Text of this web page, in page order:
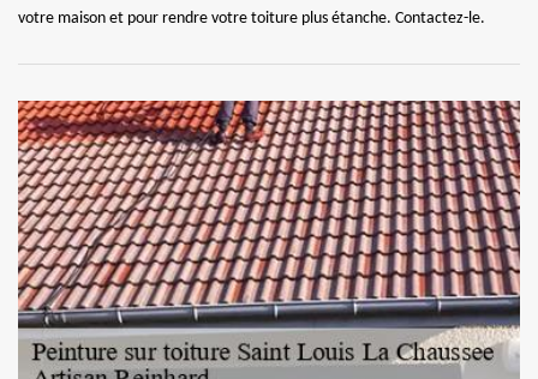
votre maison et pour rendre votre toiture plus étanche. Contactez-le.